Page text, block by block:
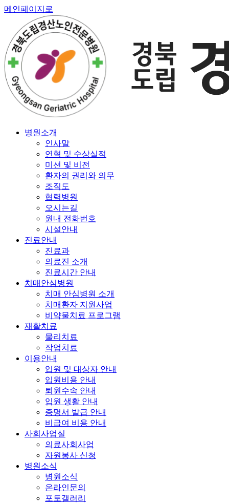
메인페이지로
병원소개
인사말
연혁 및 수상실적
미션 및 비전
환자의 권리와 의무
조직도
협력병원
오시는길
원내 전화번호
시설안내
진료안내
진료과
의료진 소개
진료시간 안내
치매안심병원
치매 안심병원 소개
치매환자 지원사업
비약물치료 프로그램
재활치료
물리치료
작업치료
이용안내
입원 및 대상자 안내
입원비용 안내
퇴원수속 안내
입원 생활 안내
증명서 발급 안내
비급여 비용 안내
사회사업실
의료사회사업
자원봉사 신청
병원소식
병원소식
온라인문의
포토갤러리